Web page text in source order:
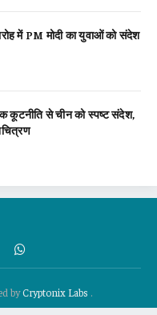
में PM मोदी का युवाओं को संदेश
कूटनीति से चीन को स्पष्ट संदेश,
WhatsApp
byCryptonix Labs .